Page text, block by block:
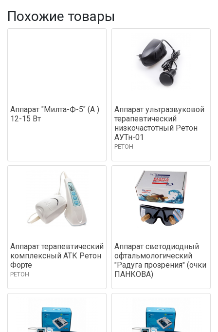
Похожие товары
Аппарат "Милта-Ф-5" (А )
12-15 Вт
Аппарат ультразвуковой
терапевтический
низкочастотный Ретон
АУТн-01
РЕТОН
Аппарат терапевтический
комплексный АТК Ретон
Форте
РЕТОН
Аппарат светодиодный
офтальмологический
"Радуга прозрения" (очки
ПАНКОВА)